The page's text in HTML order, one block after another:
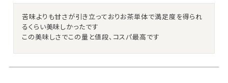
苦味よりも甘さが引き立っておりお茶単体で満足度を得られ
るくらい美味しかったです
この美味しさでこの量と値段、コスパ最高です